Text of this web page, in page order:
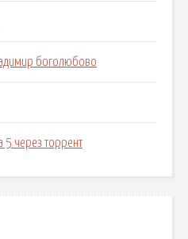
боголюбово
5 через торрент